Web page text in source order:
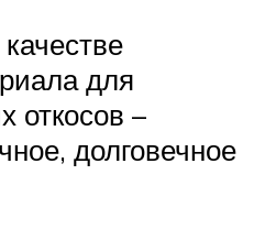
для
откосов –
долговечное